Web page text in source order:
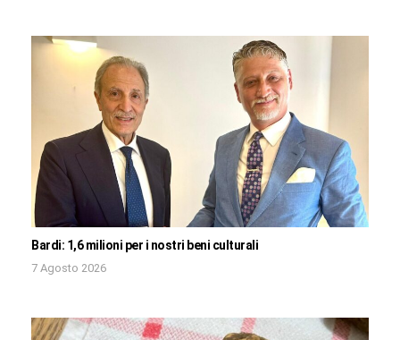
Bardi: 1,6 milioni per i nostri beni culturali
7 Agosto 2026